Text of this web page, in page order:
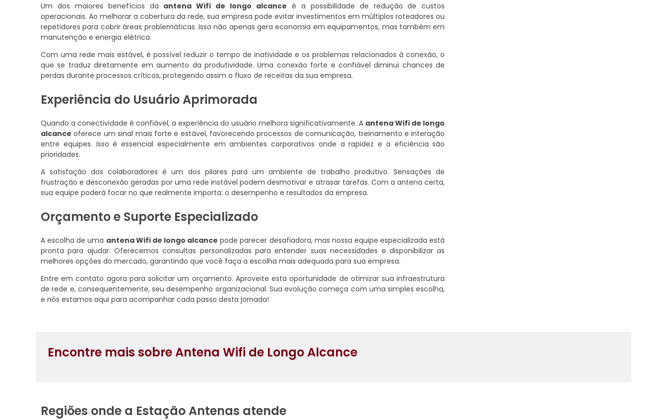
Um dos maiores benefícios da antena Wifi de longo alcance é a possibilidade de redução de custos
operacionais. Ao melhorar a cobertura da rede, sua empresa pode evitar investimentos em múltiplos roteadores ou
repetidores para cobrir áreas problemáticas. Isso não apenas gera economia em equipamentos, mas também em
manutenção e energia elétrica.
Com uma rede mais estável, é possível reduzir o tempo de inatividade e os problemas relacionados à conexão, o
que se traduz diretamente em aumento da produtividade. Uma conexão forte e confiável diminui chances de
perdas durante processos críticos, protegendo assim o fluxo de receitas da sua empresa.
Experiência do Usuário Aprimorada
Quando a conectividade é confiável, a experiência do usuário melhora significativamente. A antena Wifi de longo
alcance oferece um sinal mais forte e estável, favorecendo processos de comunicação, treinamento e interação
entre equipes. Isso é essencial especialmente em ambientes corporativos onde a rapidez e a eficiência são
prioridades.
A satisfação dos colaboradores é um dos pilares para um ambiente de trabalho produtivo. Sensações de
frustração e desconexão geradas por uma rede instável podem desmotivar e atrasar tarefas. Com a antena certa,
sua equipe poderá focar no que realmente importa: o desempenho e resultados da empresa.
Orçamento e Suporte Especializado
A escolha de uma antena Wifi de longo alcance pode parecer desafiadora, mas nossa equipe especializada está
pronta para ajudar. Oferecemos consultas personalizadas para entender suas necessidades e disponibilizar as
melhores opções do mercado, garantindo que você faça a escolha mais adequada para sua empresa.
Entre em contato agora para solicitar um orçamento. Aproveite esta oportunidade de otimizar sua infraestrutura
de rede e, consequentemente, seu desempenho organizacional. Sua evolução começa com uma simples escolha,
e nós estamos aqui para acompanhar cada passo desta jornada!
Encontre mais sobre Antena Wifi de Longo Alcance
Regiões onde a Estação Antenas atende